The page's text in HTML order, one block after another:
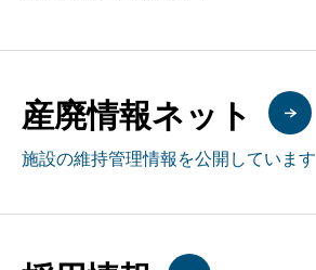
産廃情報ネット
施設の維持管理情報を公開しています